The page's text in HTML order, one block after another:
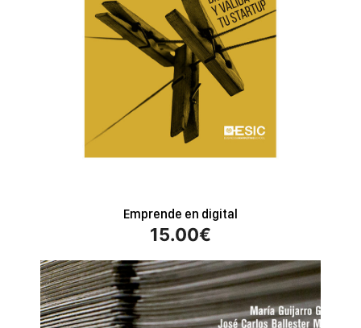
Emprende en digital
15.00€